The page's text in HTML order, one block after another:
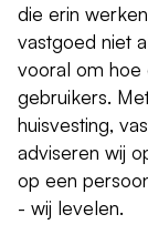
die erin
vastgoed niet
vooral om hoe
gebruikers.
huisvesting,
adviseren wij
op een
- wij levelen.